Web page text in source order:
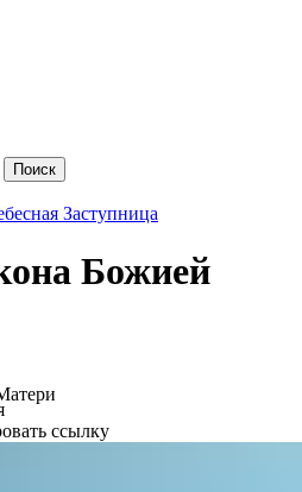
Поиск
Заступница
Божией